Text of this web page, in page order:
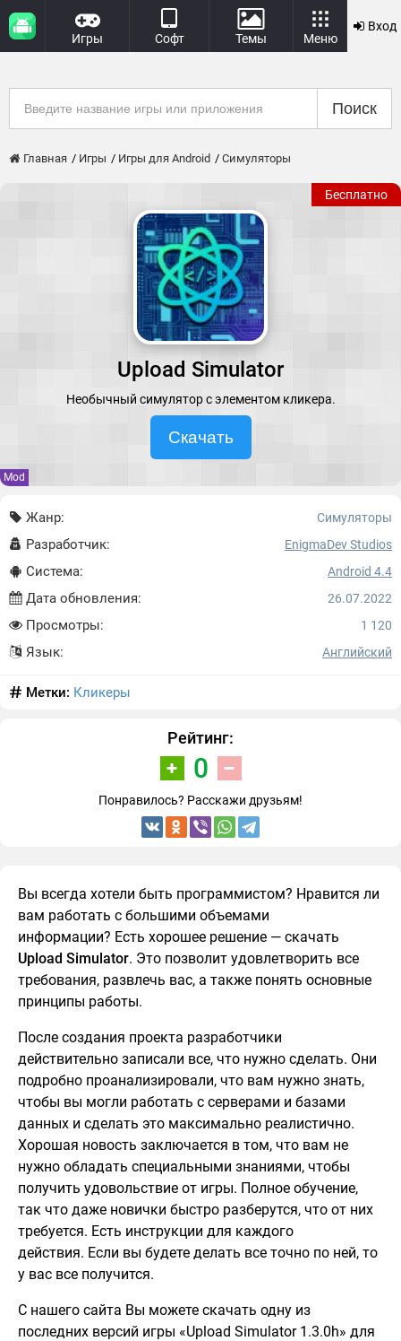
Игры Софт Темы Меню
Вход
Поиск
Главная Игры Игры для Android Симуляторы
Бесплатно
Upload Simulator
Необычный симулятор с элементом кликера.
Скачать
Mod
Жанр: Симуляторы
Разработчик: EnigmaDev Studios
Система: Android 4.4
Дата обновления: 26.07.2022
Просмотры: 1 120
Язык: Английский
Метки: Кликеры
Рейтинг:
0
Понравилось? Расскажи друзьям!
Вы всегда хотели быть программистом? Нравится ли
вам работать с большими объемами
информации? Есть хорошее решение — скачать
Upload Simulator. Это позволит удовлетворить все
требования, развлечь вас, а также понять основные
принципы работы.
После создания проекта разработчики
действительно записали все, что нужно сделать. Они
подробно проанализировали, что вам нужно знать,
чтобы вы могли работать с серверами и базами
данных и сделать это максимально реалистично.
Хорошая новость заключается в том, что вам не
нужно обладать специальными знаниями, чтобы
получить удовольствие от игры. Полное обучение,
так что даже новички быстро разберутся, что от них
требуется. Есть инструкции для каждого
действия. Если вы будете делать все точно по ней, то
у вас все получится.
С нашего сайта Вы можете скачать одну из
последних версий игры «Upload Simulator 1.3.0h» для